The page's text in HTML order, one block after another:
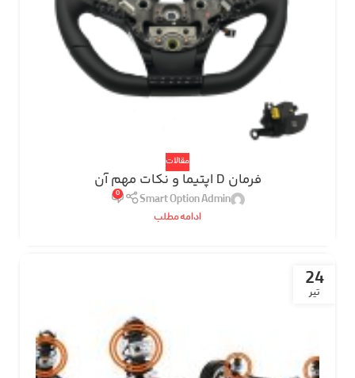
مقالات
فرمان D اپتیما و نکات مهم آن
Smart Option Admin
0
ادامه مطلب
24
تیر